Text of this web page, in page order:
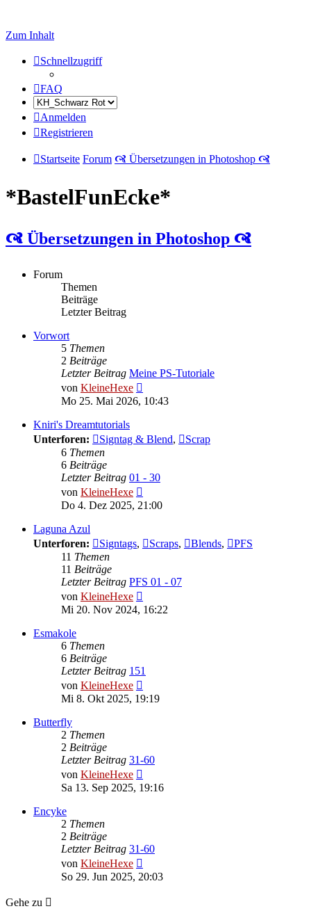
Zum Inhalt
Schnellzugriff
FAQ
Anmelden
Registrieren
Startseite Forum 🙧 Übersetzungen in Photoshop 🙧
*BastelFunEcke*
🙧 Übersetzungen in Photoshop 🙧
Forum
Themen
Beiträge
Letzter Beitrag
Vorwort
5 Themen
2 Beiträge
Letzter Beitrag Meine PS-Tutoriale
von KleineHexe
Beitrag
Mo 25. Mai 2026, 10:43
Kniri's Dreamtutorials
Unterforen:
Signtag & Blend,
Scrap
6 Themen
6 Beiträge
Letzter Beitrag 01 - 30
von KleineHexe
Beitrag
Do 4. Dez 2025, 21:00
Laguna Azul
Unterforen:
Signtags, Scraps, Blends,
PFS
11 Themen
11 Beiträge
Letzter Beitrag PFS 01 - 07
von KleineHexe
Beitrag
Mi 20. Nov 2024, 16:22
Esmakole
6 Themen
6 Beiträge
Letzter Beitrag 151
von KleineHexe
Beitrag
Mi 8. Okt 2025, 19:19
Butterfly
2 Themen
2 Beiträge
Letzter Beitrag 31-60
von KleineHexe
Beitrag
Sa 13. Sep 2025, 19:16
Encyke
2 Themen
2 Beiträge
Letzter Beitrag 31-60
von KleineHexe
Beitrag
So 29. Jun 2025, 20:03
Gehe zu